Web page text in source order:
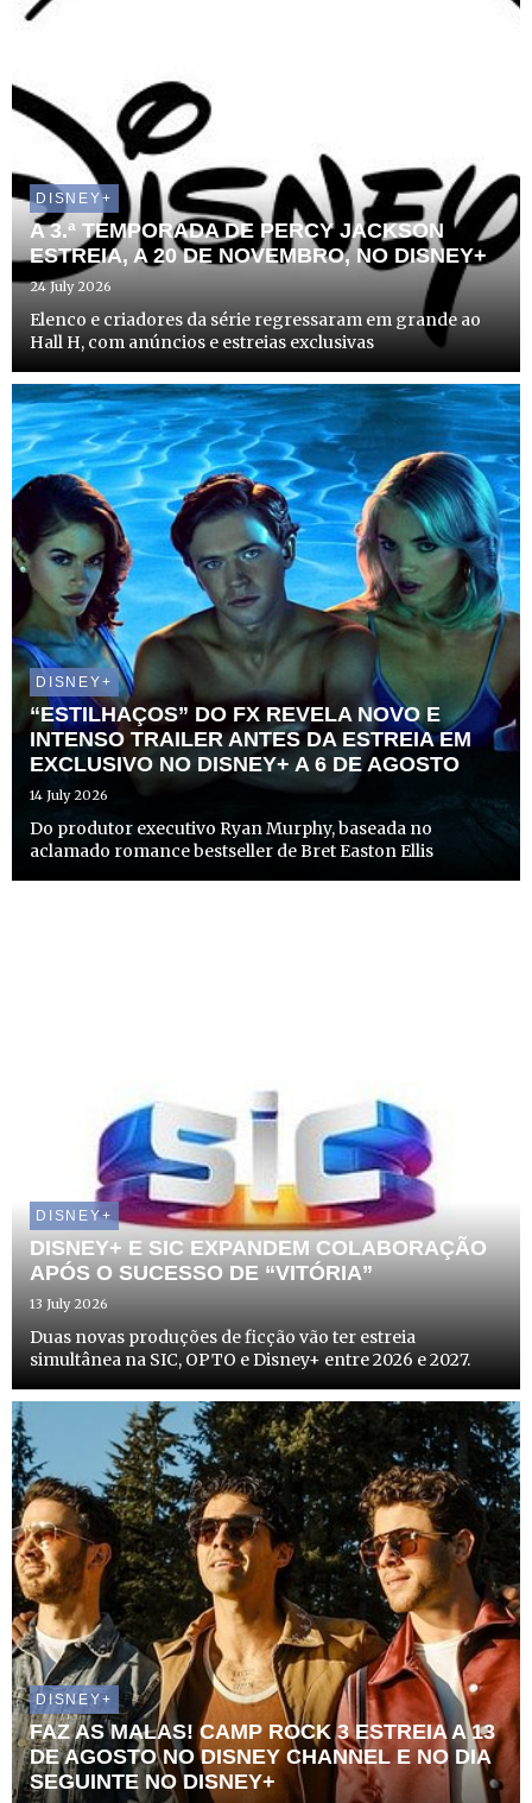
DISNEY+
A 3.ª TEMPORADA DE PERCY JACKSON
ESTREIA, A 20 DE NOVEMBRO, NO DISNEY+
24 July 2026
Elenco e criadores da série regressaram em grande ao
Hall H, com anúncios e estreias exclusivas
DISNEY+
“ESTILHAÇOS” DO FX REVELA NOVO E
INTENSO TRAILER ANTES DA ESTREIA EM
EXCLUSIVO NO DISNEY+ A 6 DE AGOSTO
14 July 2026
Do produtor executivo Ryan Murphy, baseada no
aclamado romance bestseller de Bret Easton Ellis
DISNEY+
DISNEY+ E SIC EXPANDEM COLABORAÇÃO
APÓS O SUCESSO DE “VITÓRIA”
13 July 2026
Duas novas produções de ficção vão ter estreia
simultânea na SIC, OPTO e Disney+ entre 2026 e 2027.
DISNEY+
FAZ AS MALAS! CAMP ROCK 3 ESTREIA A 13
DE AGOSTO NO DISNEY CHANNEL E NO DIA
SEGUINTE NO DISNEY+